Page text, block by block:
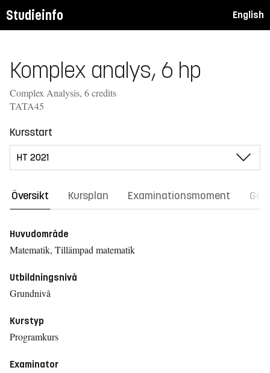
Studieinfo English
Komplex analys, 6 hp
Complex Analysis, 6 credits
TATA45
Kursstart
Översikt Kursplan Examinationsmoment
Huvudområde
Matematik, Tillämpad matematik
Utbildningsnivå
Grundnivå
Kurstyp
Programkurs
Examinator